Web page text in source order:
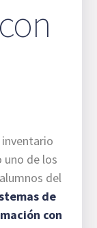
uno de los
del
de
con